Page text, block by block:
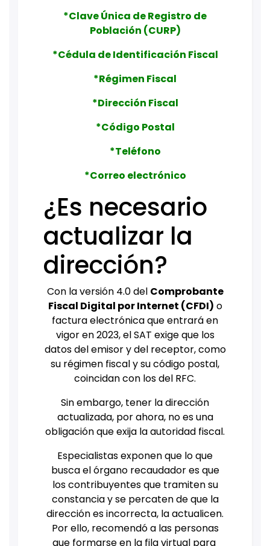
*Clave Única de Registro de
Población (CURP)
*Cédula de Identificación Fiscal
*Régimen Fiscal
*Dirección Fiscal
*Código Postal
*Teléfono
*Correo electrónico
¿Es necesario
actualizar la
dirección?
Con la versión 4.0 del Comprobante
Fiscal Digital por Internet (CFDI) o
factura electrónica que entrará en
vigor en 2023, el SAT exige que los
datos del emisor y del receptor, como
su régimen fiscal y su código postal,
coincidan con los del RFC.
Sin embargo, tener la dirección
actualizada, por ahora, no es una
obligación que exija la autoridad fiscal.
Especialistas exponen que lo que
busca el órgano recaudador es que
los contribuyentes que tramiten su
constancia y se percaten de que la
dirección es incorrecta, la actualicen.
Por ello, recomendó a las personas
que formarse en la fila virtual para